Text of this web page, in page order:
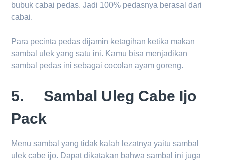
bubuk cabai pedas. Jadi 100% pedasnya berasal dari
cabai.
Para pecinta pedas dijamin ketagihan ketika makan
sambal ulek yang satu ini. Kamu bisa menjadikan
sambal pedas ini sebagai cocolan ayam goreng.
5. Sambal Uleg Cabe Ijo
Pack
Menu sambal yang tidak kalah lezatnya yaitu sambal
ulek cabe ijo. Dapat dikatakan bahwa sambal ini juga